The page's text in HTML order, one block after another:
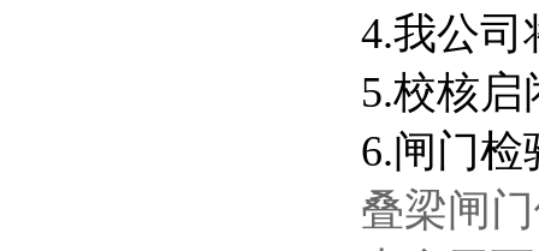
4.我公司
5.校核
6.闸门
叠梁闸